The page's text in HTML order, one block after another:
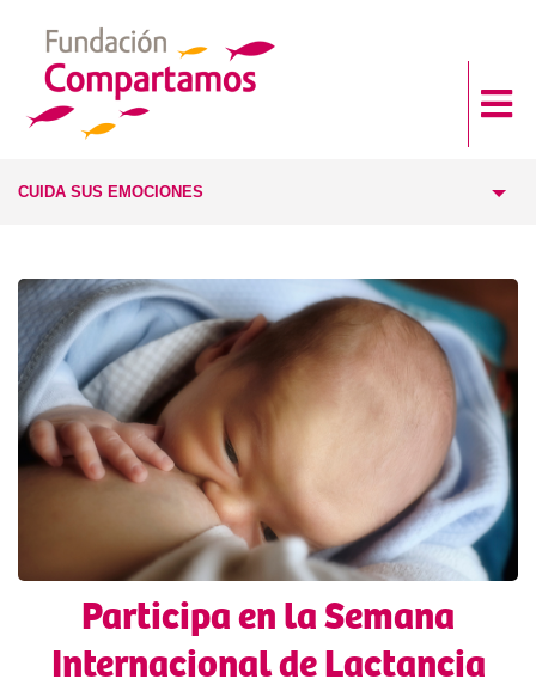
Participa en la Semana
Internacional de Lactancia